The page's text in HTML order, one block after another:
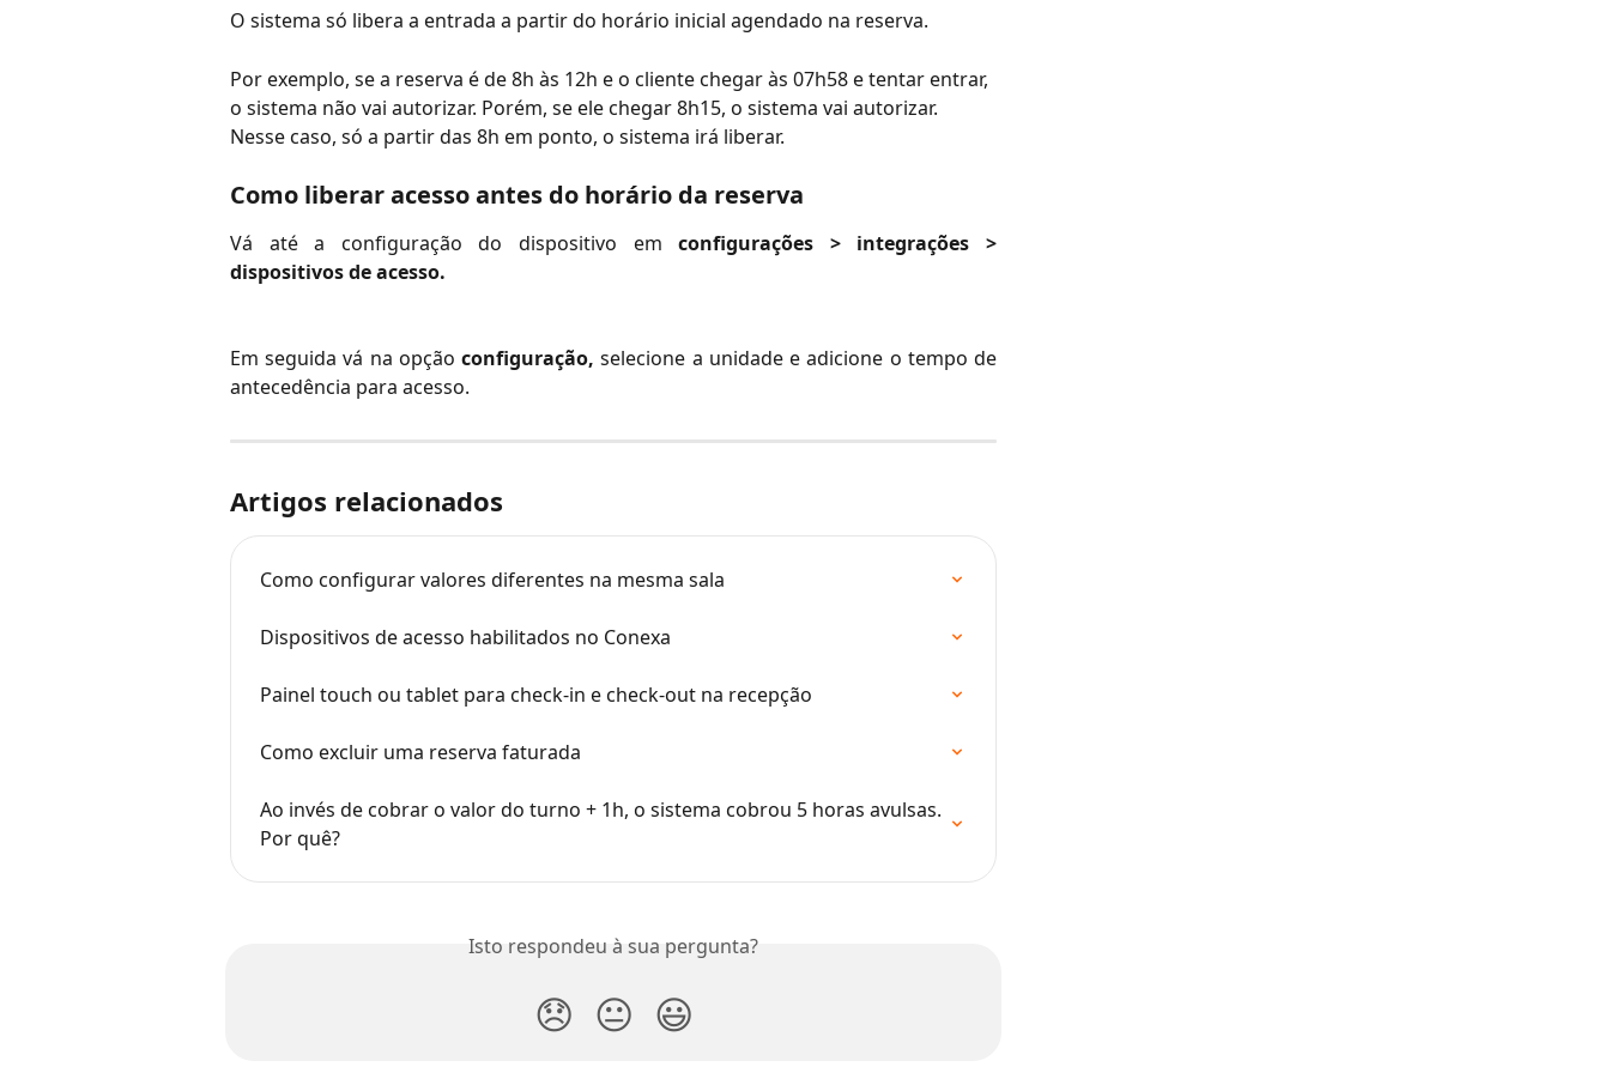
O sistema só libera a entrada a partir do horário inicial agendado na reserva.
Por exemplo, se a reserva é de 8h às 12h e o cliente chegar às 07h58 e tentar entrar,
o sistema não vai autorizar. Porém, se ele chegar 8h15, o sistema vai autorizar.
Nesse caso, só a partir das 8h em ponto, o sistema irá liberar.
Como liberar acesso antes do horário da reserva
Vá até a configuração do dispositivo emconfigurações > integrações >
dispositivos de acesso.
Em seguida vá na opção configuração, selecione a unidade e adicione o tempo de
antecedência para acesso.
Artigos relacionados
Como configurar valores diferentes na mesma sala
Dispositivos de acesso habilitados no Conexa
Painel touch ou tablet para check-in e check-out na recepção
Como excluir uma reserva faturada
Ao invés de cobrar o valor do turno + 1h, o sistema cobrou 5 horas avulsas.
Por quê?
Isto respondeu à sua pergunta?
😞 😐 😃